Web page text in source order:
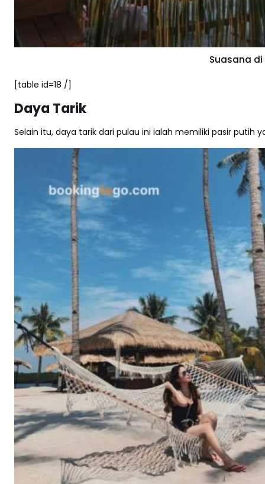
Suasana
[table id=18 /]
Daya Tarik
Selain itu, daya tarik dari pulau ini ialah memiliki pasir putih